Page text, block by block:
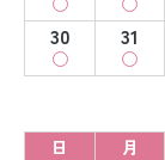
30
31
日 月